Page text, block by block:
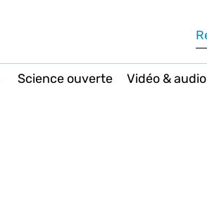
Science ouverte Vidéo & audio